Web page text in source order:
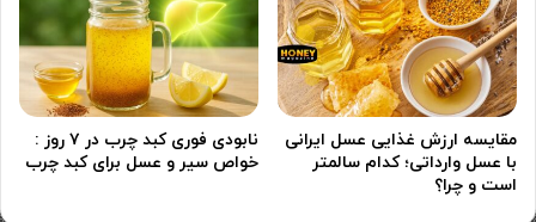
مقایسه ارزش غذایی عسل ایرانی
با عسل وارداتی؛ کدام سالمتر
است و چرا؟
نابودی فوری کبد چرب در ۷ روز :
خواص سیر و عسل برای کبد چرب